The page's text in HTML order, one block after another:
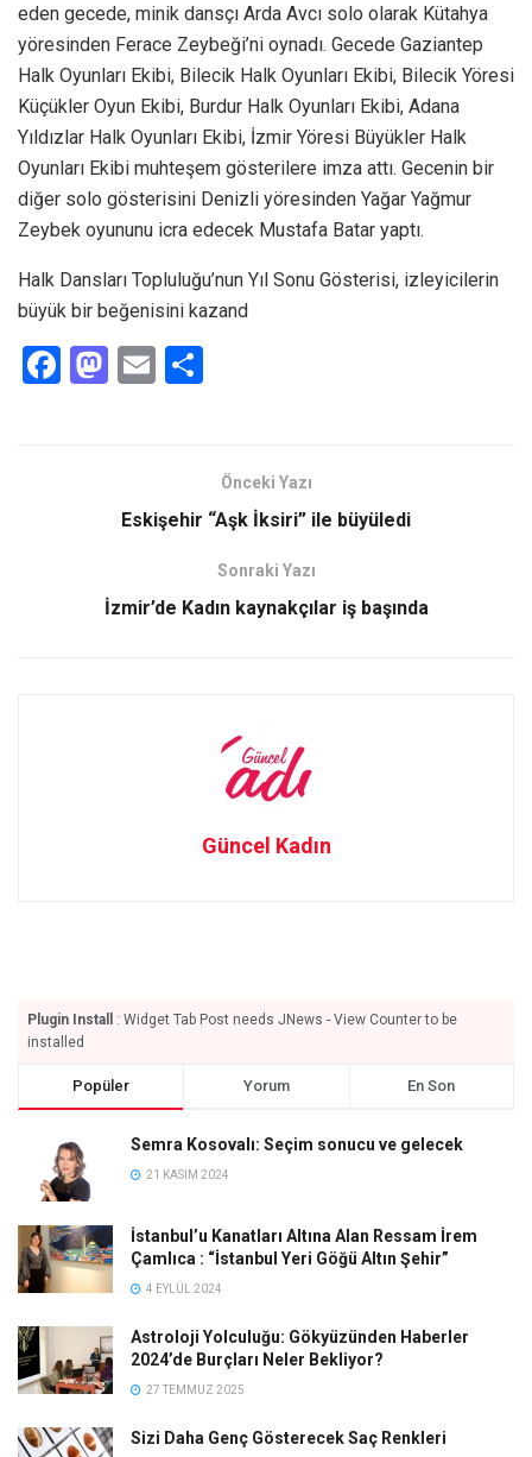
eden gecede, minik dansçı Arda Avcı solo olarak Kütahya
yöresinden Ferace Zeybeği’ni oynadı. Gecede Gaziantep
Halk Oyunları Ekibi, Bilecik Halk Oyunları Ekibi, Bilecik Yöresi
Küçükler Oyun Ekibi, Burdur Halk Oyunları Ekibi, Adana
Yıldızlar Halk Oyunları Ekibi, İzmir Yöresi Büyükler Halk
Oyunları Ekibi muhteşem gösterilere imza attı. Gecenin bir
diğer solo gösterisini Denizli yöresinden Yağar Yağmur
Zeybek oyununu icra edecek Mustafa Batar yaptı.
Halk Dansları Topluluğu’nun Yıl Sonu Gösterisi, izleyicilerin
büyük bir beğenisini kazand
F
M
d
n
E
Önceki Yazı
Eskişehir “Aşk İksiri” ile büyüledi
Sonraki Yazı
İzmir’de Kadın kaynakçılar iş başında
Güncel Kadın
Plugin Install
: Widget Tab Post needs JNews - View Counter to be
installed
Popüler Yorum En Son
Semra Kosovalı: Seçim sonucu ve gelecek
21 KASIM 2024
İstanbul’u Kanatları Altına Alan Ressam İrem
Çamlıca : “İstanbul Yeri Göğü Altın Şehir”
4 EYLÜL 2024
Astroloji Yolculuğu: Gökyüzünden Haberler
2024’de Burçları Neler Bekliyor?
27 TEMMUZ 2025
Sizi Daha Genç Gösterecek Saç Renkleri